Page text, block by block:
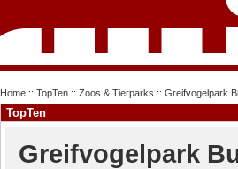
Home :: TopTen :: Zoos & Tierparks :: Greifvogelpark
TopTen
Greifvogelpark